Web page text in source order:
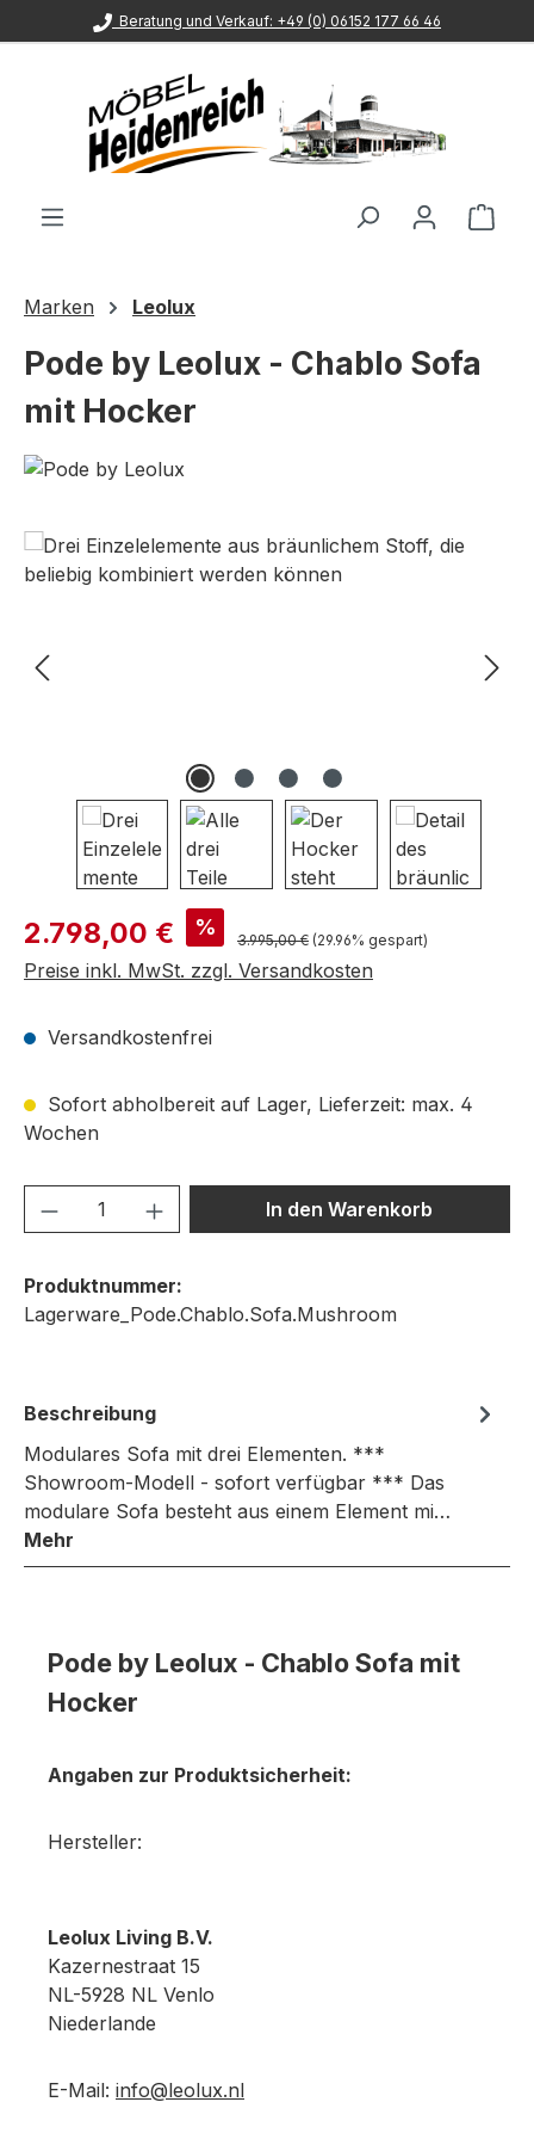
Zum Hauptinhalt springen
Beratung und Verkauf: +49 (0) 06152 177 66 46
Marken Leolux
Pode by Leolux - Chablo Sofa
mit Hocker
Bildergalerie überspringen
Verkaufspreis:
2.798,00 € % Regulärer Preis:
3.995,00 € (29.96% gespart)
Preise inkl. MwSt. zzgl. Versandkosten
Versandkostenfrei
Sofort abholbereit auf Lager, Lieferzeit: max. 4
Wochen
Produkt Anzahl: Gib denIn den Warenkorb
Produktnummer:
Lagerware_Pode.Chablo.Sofa.Mushroom
Beschreibung
Modulares Sofa mit drei Elementen. ***
Showroom-Modell - sofort verfügbar *** Das
modulare Sofa besteht aus einem Element mi…
Mehr
Pode by Leolux - Chablo Sofa mit
Hocker
Angaben zur Produktsicherheit:
Hersteller:
Leolux Living B.V.
Kazernestraat 15
NL-5928 NL Venlo
Niederlande
E-Mail: info@leolux.nl